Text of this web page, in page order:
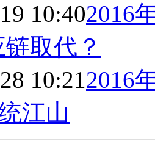
10:402016
取代？
10:212016
江山